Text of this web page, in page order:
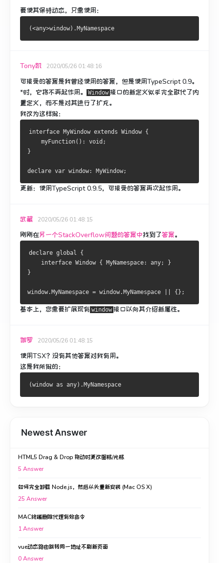
要使其保持动态，只需使用：
(<any>window). MyNamespace
Tony凯 2020/05/26 01:48:16
可接受的答案是我曾经使用的答案，但是使用TypeScript 0.9。
*时，它将不再起作用。
Window 接口的新定义似乎完全取代了内
置定义，而不是对其进行了扩充。
我改为这样做：
interface MyWindow extends Window {
    myFunction
(): void ;
}
declare var window: MyWindow;
更新： 使用TypeScript 0.9.5，可接受的答案再次起作用。
武藏 2020/05/26 01:48:15
刚刚在另一个StackOverflow问题的答案中找到了答案。
declare global {
interface Window { MyNamespace: any;
}
}
window. MyNamespace = window. MyNamespace {};
基本上，您需要扩展现有 window 接口以向其介绍新属性。
伽罗 2020/05/26 01:48:15
使用TSX？ 没有其他答案对我有用。
这是我所做的：
(window as any). MyNamespace
Newest Answer
HTML5 Drag & Drop 拖动时更改图标/光标
5 Answer
如何完全卸载 Node.js，然后从头重新安装 (Mac OS X)
25 Answer
MAC终端删除代理有效命令
1Answer
vue动态路由跳转同一地址不刷新页面
0Answer